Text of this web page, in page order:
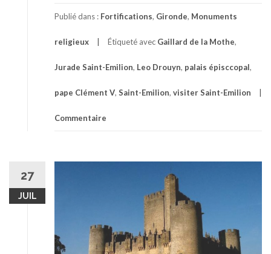
Publié dans : Fortifications, Gironde, Monuments
religieux Étiqueté avec Gaillard de la Mothe,
Jurade Saint-Emilion, Leo Drouyn, palais épisccopal,
pape Clément V, Saint-Emilion, visiter Saint-Emilion
Commentaire
27
JUIL